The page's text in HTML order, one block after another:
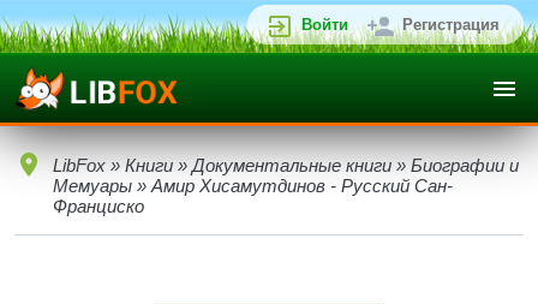
Войти Регистрация
LibFox » Книги » Документальные книги » Биографии и
Мемуары » Амир Хисамутдинов - Русский Сан-
Франциско